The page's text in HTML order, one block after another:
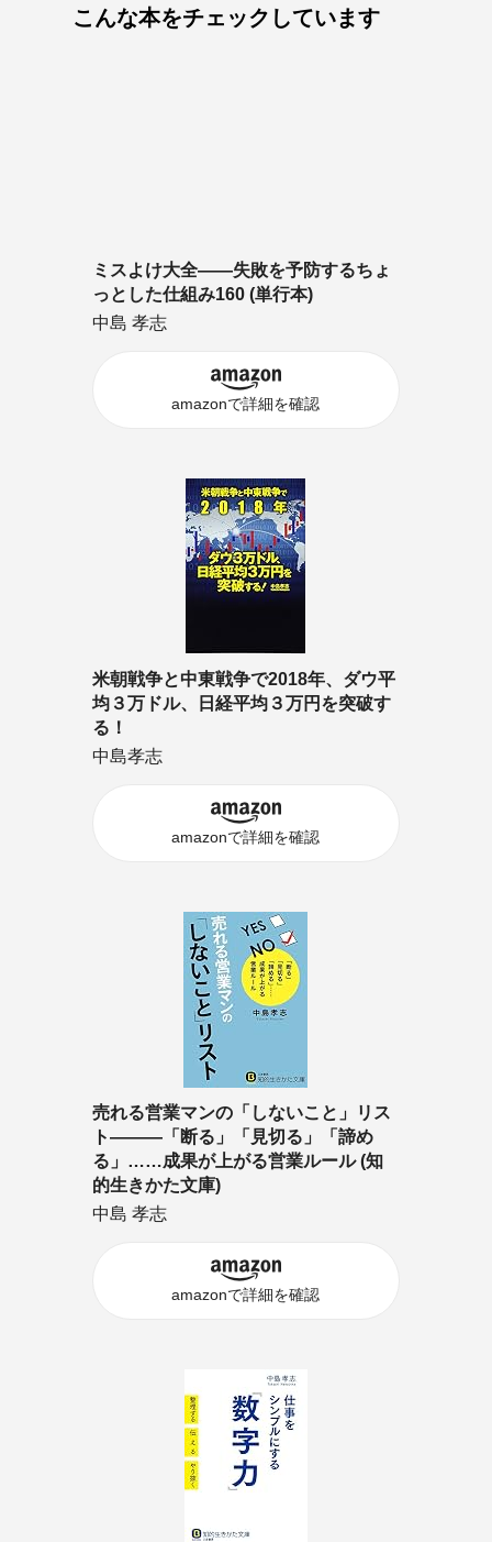
こんな本をチェックしています
ミスよけ大全――失敗を予防するちょ
っとした仕組み160 (単行本)
中島 孝志
amazonで詳細を確認
米朝戦争と中東戦争で2018年、ダウ平
均３万ドル、日経平均３万円を突破す
る！
中島孝志
amazonで詳細を確認
売れる営業マンの「しないこと」リス
ト―――「断る」「見切る」「諦め
る」……成果が上がる営業ルール (知
的生きかた文庫)
中島 孝志
amazonで詳細を確認